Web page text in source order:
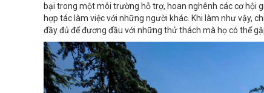
bại trong một môi trường hỗ trợ, hoan nghênh các cơ hội
hợp tác làm việc với những người khác. Khi làm như vậy,
đầy đủ để đương đầu với những thử thách mà họ có thể